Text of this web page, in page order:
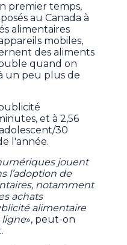
premier temps,
au Canada à
alimentaires
mobiles,
des aliments
quand on
un peu plus de
et à 2,56
30
l'année.
jouent
l’adoption de
notamment
achats
alimentaire
ligne», peut-on